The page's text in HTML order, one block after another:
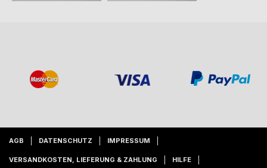
AGB DATENSCHUTZ IMPRESSUM
VERSANDKOSTEN, LIEFERUNG & ZAHLUNG HILFE